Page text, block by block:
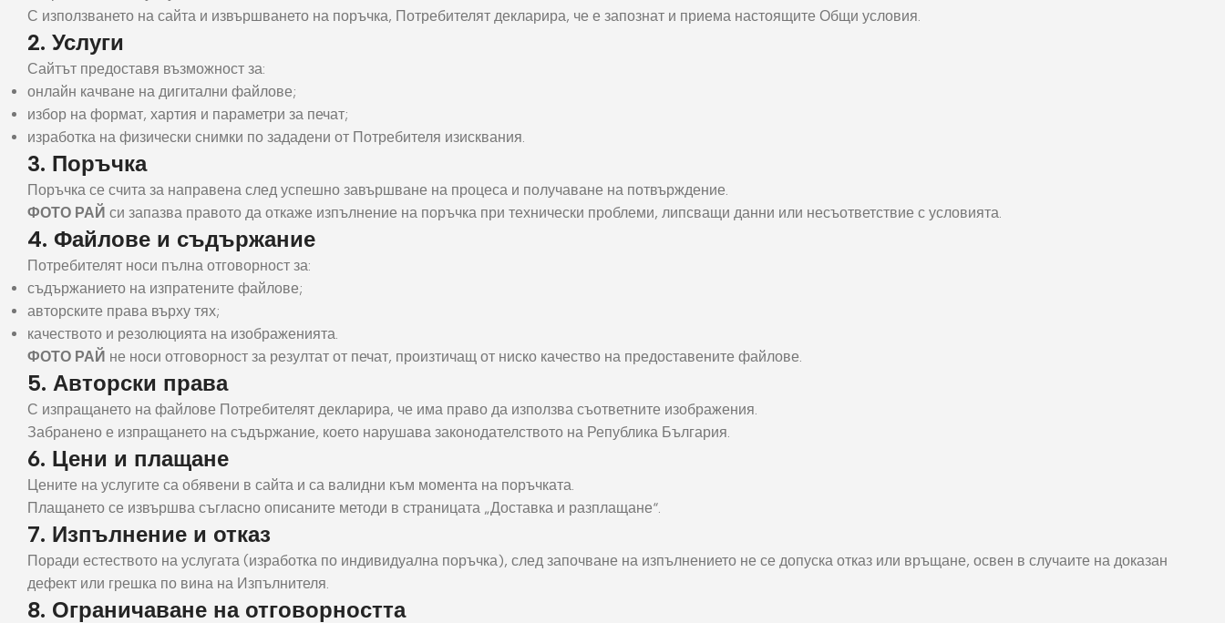
Снимки И
Постери
Снимки малък
формат
Печат върху канава
Акрилик Бонд
пенокартон
Фотокнига
Тениски
Торбички
Магнити
Други
С използването на сайта и извършването на поръчка, Потребителят декларира, че е запознат и приема настоящите Общи условия.
2. Услуги
Сайтът предоставя възможност за:
онлайн качване на дигитални файлове;
избор на формат, хартия и параметри за печат;
изработка на физически снимки по зададени от Потребителя изисквания.
3. Поръчка
Поръчка се счита за направена след успешно завършване на процеса и получаване на потвърждение.
ФОТО РАЙ си запазва правото да откаже изпълнение на поръчка при технически проблеми, липсващи данни или несъответствие с условията.
4. Файлове и съдържание
Потребителят носи пълна отговорност за:
съдържанието на изпратените файлове;
авторските права върху тях;
качеството и резолюцията на изображенията.
ФОТО РАЙ не носи отговорност за резултат от печат, произтичащ от ниско качество на предоставените файлове.
5. Авторски права
С изпращането на файлове Потребителят декларира, че има право да използва съответните изображения.
Забранено е изпращането на съдържание, което нарушава законодателството на Република България.
6. Цени и плащане
Цените на услугите са обявени в сайта и са валидни към момента на поръчката.
Плащането се извършва съгласно описаните методи в страницата „Доставка и разплащане“.
7. Изпълнение и отказ
Поради естеството на услугата (изработка по индивидуална поръчка), след започване на изпълнението не се допуска отказ или връщане, освен в случаите на доказан
дефект или грешка по вина на Изпълнителя.
8. Ограничаване на отговорността